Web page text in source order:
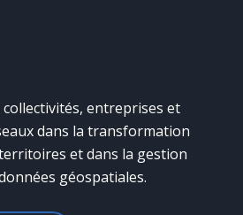
collectivités, entreprises et
dans la transformation
et dans la gestion
géospatiales.